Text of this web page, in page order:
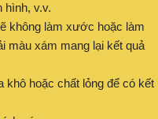
hình, v.v.
không làm xước hoặc làm
màu xám mang lại kết quả
khô hoặc chất lỏng để có kết